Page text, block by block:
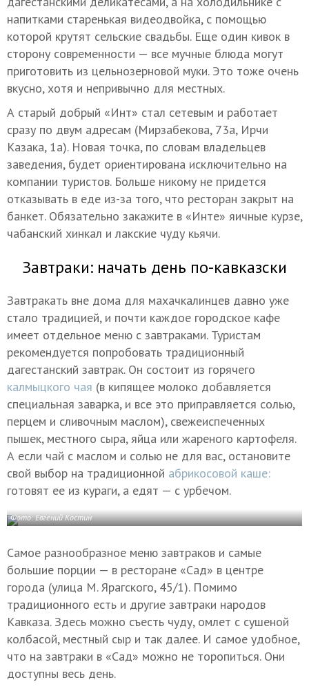
напитками старенькая видеодвойка, с помощью
которой крутят сельские свадьбы. Еще один кивок в
сторону современности — все мучные блюда могут
приготовить из цельнозерновой муки. Это тоже очень
вкусно, хотя и непривычно для местных.
А старый добрый «Инт» стал сетевым и работает
сразу по двум адресам (Мирзабекова, 73а, Ирчи
Казака, 1а). Новая точка, по словам владельцев
заведения, будет ориентирована исключительно на
компании туристов. Больше никому не придется
отказывать в еде из-за того, что ресторан закрыт на
банкет. Обязательно закажите в «Инте» яичные курзе,
чабанский хинкал и лакские чуду кьячи.
Завтраки: начать день по-кавказски
Завтракать вне дома для махачкалинцев давно уже
стало традицией, и почти каждое городское кафе
имеет отдельное меню с завтраками. Туристам
рекомендуется попробовать традиционный
дагестанский завтрак. Он состоит из горячего
калмыцкого чая (в кипящее молоко добавляется
специальная заварка, и все это приправляется солью,
перцем и сливочным маслом), свежеиспеченных
пышек, местного сыра, яйца или жареного картофеля.
А если чай с маслом и солью не для вас, остановите
свой выбор на традиционной абрикосовой каше:
готовят ее из кураги, а едят — с урбечом.
Фото: Евгений Костин
Самое разнообразное меню завтраков и самые
большие порции — в ресторане «Сад» в центре
города (улица М. Ярагского, 45/1). Помимо
традиционного есть и другие завтраки народов
Кавказа. Здесь можно съесть чуду, омлет с сушеной
колбасой, местный сыр и так далее. И самое удобное,
что на завтраки в «Сад» можно не торопиться. Они
доступны весь день.